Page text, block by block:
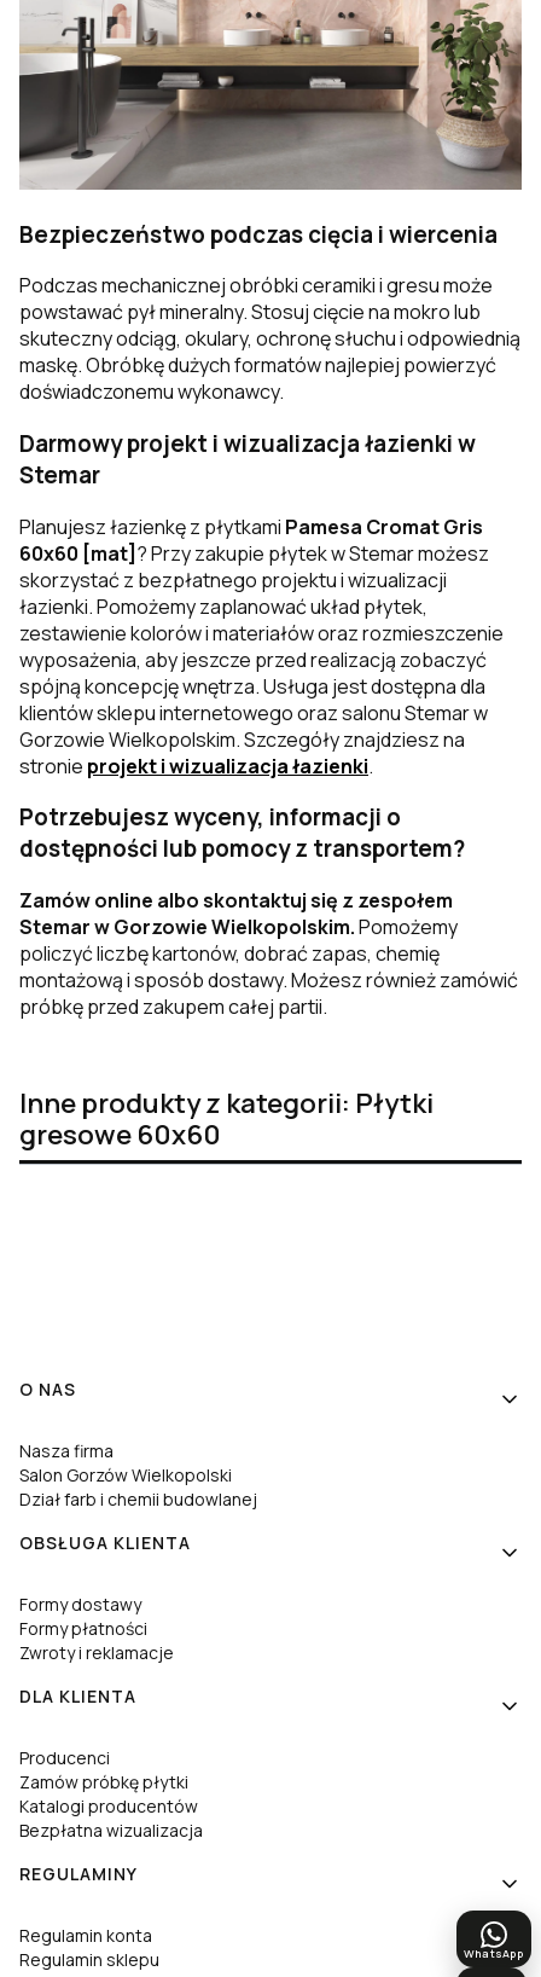
WhatsApp
Bezpieczeństwo podczas cięcia i wiercenia
Podczas mechanicznej obróbki ceramiki i gresu może
powstawać pył mineralny. Stosuj cięcie na mokro lub
skuteczny odciąg, okulary, ochronę słuchu i odpowiednią
maskę. Obróbkę dużych formatów najlepiej powierzyć
doświadczonemu wykonawcy.
Darmowy projekt i wizualizacja łazienki w
Stemar
Planujesz łazienkę z płytkami Pamesa Cromat Gris
60x60 [mat] ? Przy zakupie płytek w Stemar możesz
skorzystać z bezpłatnego projektu i wizualizacji
łazienki. Pomożemy zaplanować układ płytek,
zestawienie kolorów i materiałów oraz rozmieszczenie
wyposażenia, aby jeszcze przed realizacją zobaczyć
spójną koncepcję wnętrza. Usługa jest dostępna dla
klientów sklepu internetowego oraz salonu Stemar w
Gorzowie Wielkopolskim. Szczegóły znajdziesz na
stronie projekt i wizualizacja łazienki.
Potrzebujesz wyceny, informacji o
dostępności lub pomocy z transportem?
Zamów online albo skontaktuj się z zespołem
Stemar w Gorzowie Wielkopolskim.Pomożemy
policzyć liczbę kartonów, dobrać zapas, chemię
montażową i sposób dostawy. Możesz również zamówić
próbkę przed zakupem całej partii.
Inne produkty z kategorii: Płytki
gresowe 60x60
Linki w stopce
O NAS
Nasza firma
Salon Gorzów Wielkopolski
Dział farb i chemii budowlanej
OBSŁUGA KLIENTA
Formy dostawy
Formy płatności
Zwroty i reklamacje
DLA KLIENTA
Producenci
Zamów próbkę płytki
Katalogi producentów
Bezpłatna wizualizacja
REGULAMINY
Regulamin konta
Regulamin sklepu